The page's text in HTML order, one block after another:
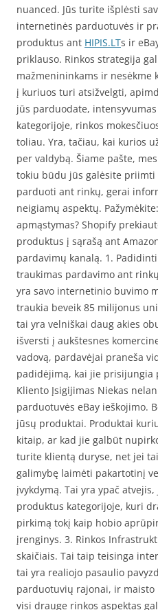
nuanced. Jūs turite išplėsti
internetinės parduotuvės ir
produktus ant HIPIS.LTs ir
priklauso. Rinkos strategija
mažmenininkams ir nesėkme
į kuriuos turi atsižvelgti,
jūs parduodate,
kategorijoje, rinkos
toliau. Yra, tačiau, kai kurios
per valdybą. Šiame pašte,
tokiu būdu jūs galėsite
parduoti ant rinkų, gerai
neigiamų aspektų.
apmąstymas? Shopify
produktus į sąrašą ant
pardavimų kanalą. 1.
traukimas pardavimo ant
yra savo internetinio buvimo
traukia beveik 85 milijonus
tai yra velniškai daug akies
išversti į aukštesnes
vadovą, pardavėjai praneša
padidėjimą, kai jie prisijungia
Kliento Įsigijimas Niekas
parduotuvės eBay ieškojimo.
jūsų produktai. Produktai
kitaip, ar kad jie galbūt
turite klientą duryse, net jei
galimybę laimėti pakartotinį
įvykdymą. Tai yra ypač
produktus kategorijoje, kuri
pirkimą tokį kaip hobio
įrenginys. 3. Rinkos
skaičiais. Tai taip teisinga
tai yra realiojo pasaulio
parduotuvių rajonai, ir
visi drauge rinkos aspektas